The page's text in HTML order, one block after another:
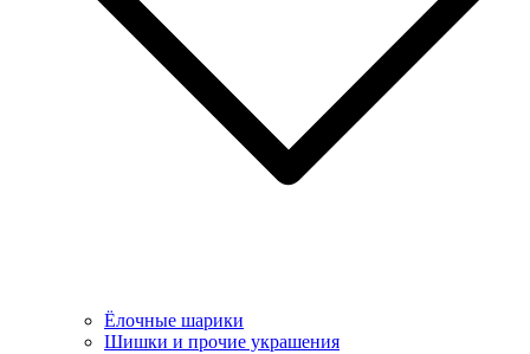
Ёлочные шарики
Шишки и прочие украшения